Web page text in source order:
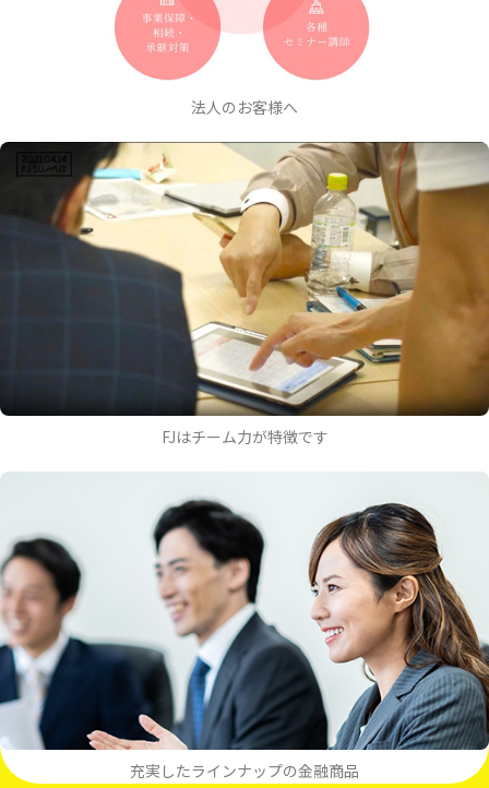
法人のお客様へ
FJはチーム力が特徴です
充実したラインナップの金融商品